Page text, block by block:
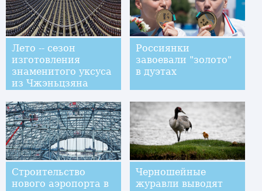
Лето -- сезон
изготовления
знаменитого уксуса
из Чжэньцзяна
Россиянки
завоевали "золото"
в дуэтах
Строительство
нового аэропорта в
Черношейные
журавли выводят